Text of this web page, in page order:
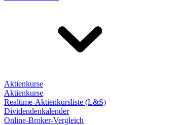
Aktienkurse
Aktienkurse
Realtime-Aktienkursliste (L&S)
Dividendenkalender
Online-Broker-Vergleich